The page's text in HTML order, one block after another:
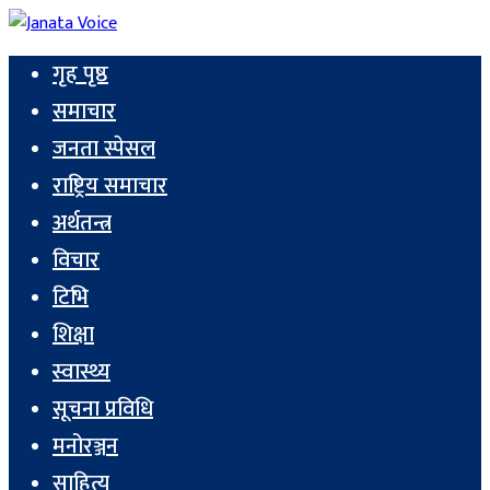
गृह पृष्ठ
समाचार
जनता स्पेसल
राष्ट्रिय समाचार
अर्थतन्त्र
विचार
टिभि
शिक्षा
स्वास्थ्य
सूचना प्रविधि
मनोरञ्जन